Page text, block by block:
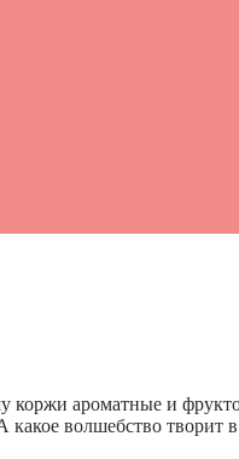
коржи ароматные и
волшебство